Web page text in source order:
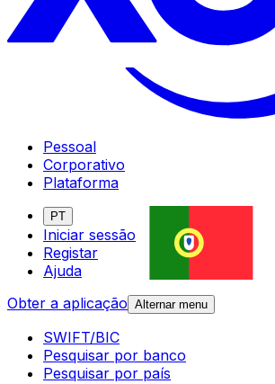
Pessoal
Corporativo
Plataforma
PT
Iniciar sessão
Registar
Ajuda
Obter a aplicação Alternar menu
SWIFT/BIC
Pesquisar por banco
Pesquisar por país